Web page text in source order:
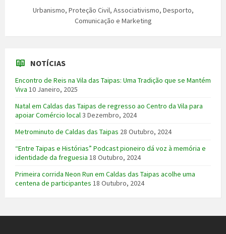
Urbanismo, Proteção Civil, Associativismo, Desporto,
Comunicação e Marketing
NOTÍCIAS
Encontro de Reis na Vila das Taipas: Uma Tradição que se Mantém
Viva 10 Janeiro, 2025
Natal em Caldas das Taipas de regresso ao Centro da Vila para
apoiar Comércio local3 Dezembro, 2024
Metrominuto de Caldas das Taipas 28 Outubro, 2024
“Entre Taipas e Histórias” Podcast pioneiro dá voz à memória e
identidade da freguesia 18 Outubro, 2024
Primeira corrida Neon Run em Caldas das Taipas acolhe uma
centena de participantes 18 Outubro, 2024